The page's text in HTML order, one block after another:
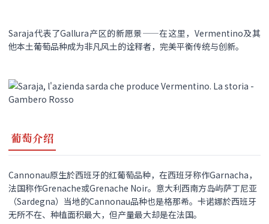
Saraja代表了Gallura产区的新愿景——在这里，Vermentino及其
他本土葡萄品种成为非凡风土的诠释者，完美平衡传统与创新。
葡萄介绍
Cannonau原生於西班牙的红葡萄品种，在西班牙称作Garnacha，
法国称作Grenache或Grenache Noir。意大利西南方岛屿萨丁尼亚
（Sardegna）当地的Cannonau品种也是格那希。卡诺娜於西班牙
无所不在、种植面积最大，但产量最大却是在法国。